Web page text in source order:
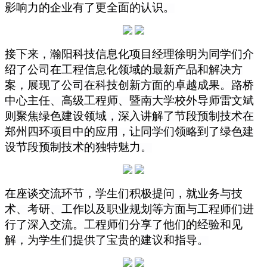
影响力的企业有了更全面的认识。
接下来，瀚阳科技信息化项目经理徐明为同学们介
绍了公司在工程信息化领域的最新产品和解决方
案，展现了公司在科技创新方面的卓越成果。路桥
中心主任、高级工程师、暨南大学校外导师雷文斌
则聚焦绿色建设领域，深入讲解了节段预制技术在
郑州四环项目中的应用，让同学们领略到了绿色建
设节段预制技术的独特魅力。
在座谈交流环节，学生们积极提问，就业务与技
术、考研、工作以及职业规划等方面与工程师们进
行了深入交流。工程师们分享了他们的经验和见
解，为学生们提供了宝贵的建议和指导。